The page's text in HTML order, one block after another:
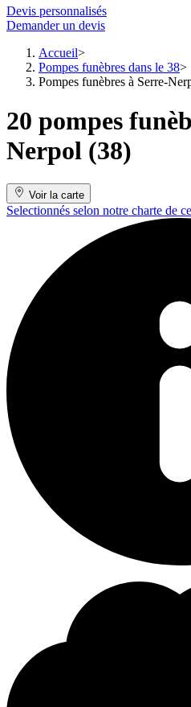
Devis personnalisés
Demander un devis
Accueil
Pompes funèbres dans le 38
Pompes funèbres à Serre-
20 pompes
Nerpol (38)
Voir la carte
Selectionnés selon notre charte de